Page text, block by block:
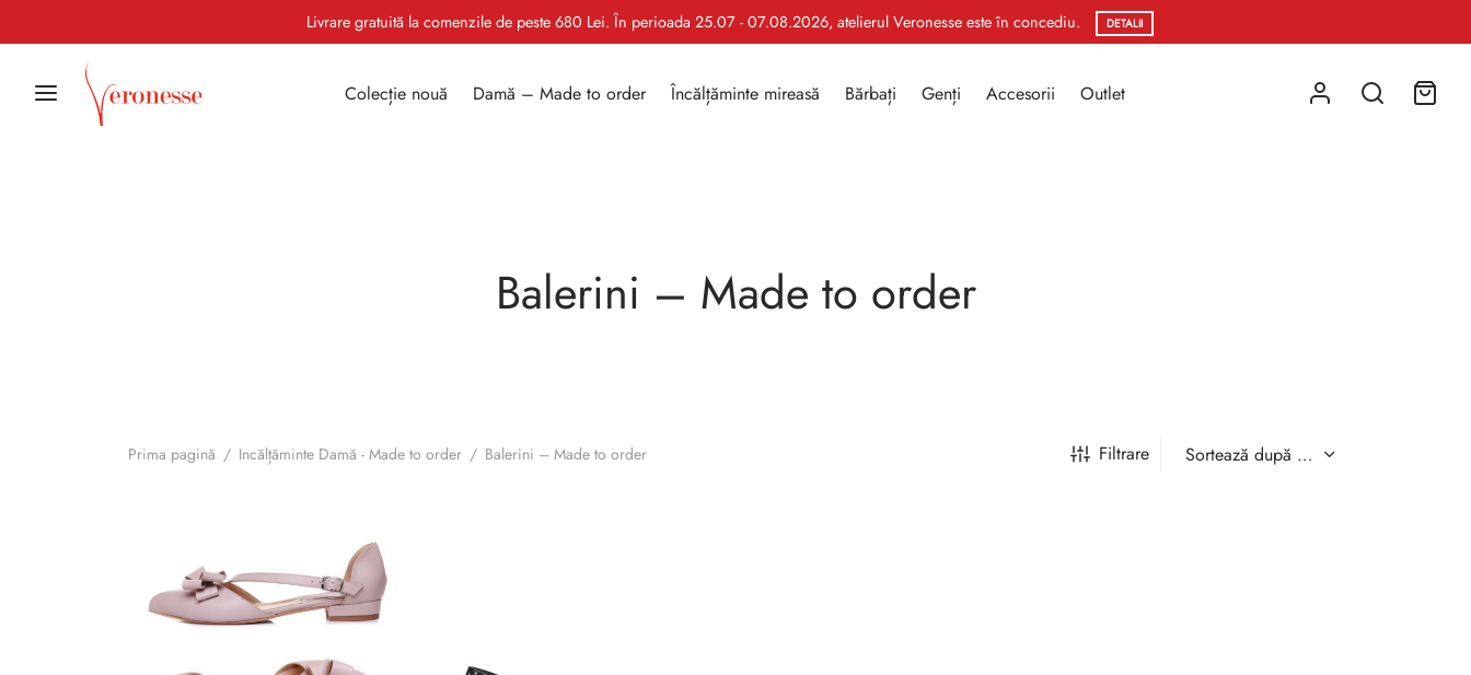
Livrare gratuită la comenzile de peste 680 Lei. În perioada 25.07 - 07.08.2026, atelierul Veronesse este în concediu. DETALII
Colecție nouă Damă – Made to order Încălțăminte mireasă Bărbați Genți Accesorii Outlet
Balerini – Made to order
Prima pagină / Incălțăminte Damă - Made to order / Balerini – Made to order Filtrare